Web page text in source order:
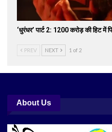
‘धुरंधर’ पार्ट 2: 1200 करोड़ की हिट में
PREV NEXT 1 of 2
About Us